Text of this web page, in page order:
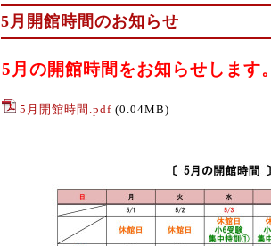
5月開館時間のお知らせ
5月の開館時間をお知らせします。
5月開館時間.pdf (0.04MB)